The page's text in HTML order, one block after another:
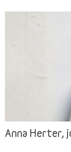
Anna Herter,